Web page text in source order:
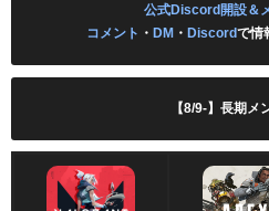
公式Discord開設＆
コメント ・ DM ・ Discordで情
【8/9-】長期メ